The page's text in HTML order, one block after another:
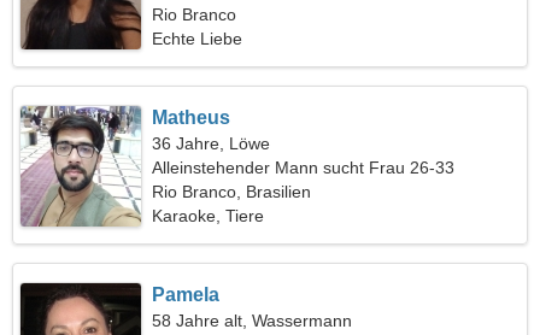
Rio Branco
Echte Liebe
Matheus
36 Jahre, Löwe
Alleinstehender Mann sucht Frau 26-33
Rio Branco, Brasilien
Karaoke, Tiere
Pamela
58 Jahre alt, Wassermann